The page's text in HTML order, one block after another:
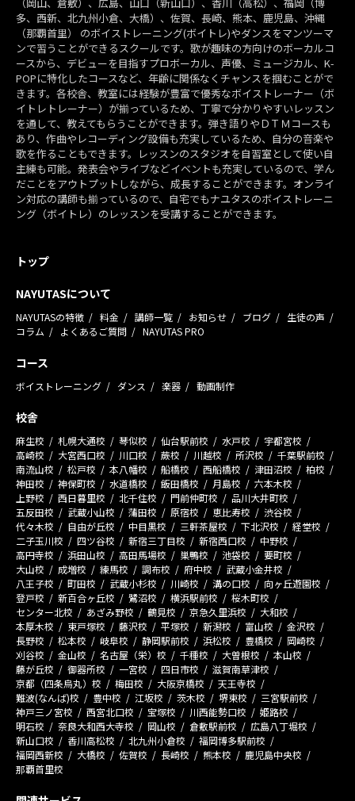
多、西新、北九州小倉、大橋）、佐賀、長崎、熊本、鹿児島、沖縄
（那覇首里） のボイストレーニング(ボイトレ)やダンスをマンツーマ
ンで習うことができるスクールです。歌が趣味の方向けのボーカルコ
ースから、デビューを目指すプロボーカル、声優、ミュージカル、K-
POPに特化したコースなど、年齢に関係なくチャンスを掴むことがで
きます。各校舎、教室には経験が豊富で優秀なボイストレーナー（ボ
イトレトレーナー）が揃っているため、丁寧で分かりやすいレッスン
を通して、教えてもらうことができます。弾き語りやＤＴＭコースも
あり、作曲やレコーディング設備も充実しているため、自分の音楽や
歌を作ることもできます。レッスンのスタジオを自習室として使い自
主練も可能。発表会やライブなどイベントも充実しているので、学ん
だことをアウトプットしながら、成長することができます。オンライ
ン対応の講師も揃っているので、自宅でもナユタスのボイストレーニ
ング（ボイトレ）のレッスンを受講することができます。
トップ
NAYUTASについて
NAYUTASの特徴 料金 講師一覧 お知らせ ブログ
生徒の声
コラム
よくあるご質問 NAYUTAS PRO
コース
ボイストレーニング ダンス 楽器 動画制作
校舎
麻生校 札幌大通校 琴似校 仙台駅前校 水戸校
宇都宮校
高崎校
大宮西口校 川口校 蕨校 川越校 所沢校
千葉駅前校
南流山校
松戸校 本八幡校 船橋校 西船橋校 津田沼校
柏校
神田校
神保町校 水道橋校 飯田橋校 月島校
六本木校
上野校
西日暮里校 北千住校 門前仲町校
品川大井町校
五反田校
武蔵小山校 蒲田校 原宿校 恵比寿校
渋谷校
代々木校
自由が丘校 中目黒校 三軒茶屋校 下北沢校
経堂校
二子玉川校
四ツ谷校 新宿三丁目校 新宿西口校
中野校
高円寺校
浜田山校 高田馬場校 巣鴨校 池袋校
要町校
大山校
成増校 練馬校 調布校 府中校
武蔵小金井校
八王子校
町田校 武蔵小杉校 川崎校 溝の口校
向ヶ丘遊園校
登戸校
新百合ヶ丘校 鷺沼校 横浜駅前校
桜木町校
センター北校
あざみ野校 鶴見校 京急久里浜校
大和校
本厚木校
東戸塚校 藤沢校 平塚校 新潟校 富山校
金沢校
長野校
松本校 岐阜校 静岡駅前校 浜松校 豊橋校
岡崎校
刈谷校
金山校 名古屋（栄）校 千種校 大曽根校
本山校
藤が丘校
御器所校 一宮校 四日市校
滋賀南草津校
京都（四条烏丸）校
梅田校 大阪京橋校
天王寺校
難波(なんば)校
豊中校 江坂校 茨木校 堺東校
三宮駅前校
神戸三ノ宮校
西宮北口校 宝塚校 川西能勢口校
姫路校
明石校
奈良大和西大寺校 岡山校 倉敷駅前校
広島八丁堀校
新山口校
香川高松校 北九州小倉校
福岡博多駅前校
福岡西新校
大橋校 佐賀校 長崎校 熊本校
鹿児島中央校
那覇首里校